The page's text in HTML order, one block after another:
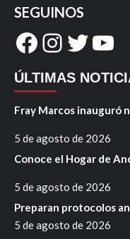
SEGUINOS
Facebook
Twitter
ÚLTIMAS
Fray Marcos inauguró
5 de agosto de 2026
Conoce el Hogar de
5 de agosto de 2026
Preparan protocolos
5 de agosto de 2026